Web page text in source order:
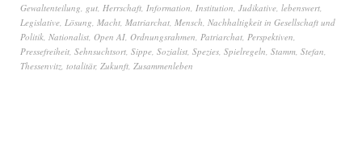
Gewaltenteilung, gut, Herrschaft, Information, Institution, Judikative, lebenswert,
Legislative, Lösung, Macht, Matriarchat, Mensch, Nachhaltigkeit in Gesellschaft und
Politik, Nationalist, Open AI, Ordnungsrahmen, Patriarchat, Perspektiven,
Pressefreiheit, Sehnsuchtsort, Sippe, Sozialist, Spezies, Spielregeln, Stamm, Stefan,
Thessenvitz, totalitär, Zukunft, Zusammenleben